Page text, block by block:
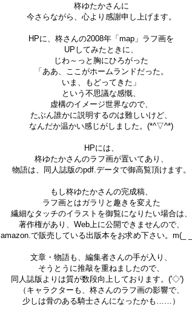
柊ゆたかさんに
今さらながら、心より感謝申し上げます。
HPに、柊さんの2008年「map」ラフ画を
UPしてみたときに、
じわ～っと胸にひろがった
「ああ、ここがホームランドだった。
いま、もどってきた」
という不思議な感慨、
虚構のイメージ世界なので、
たぶん誰かに説明するのは難しいけど、
なんだか温かい感じがしました。(*^▽^*)
HPには、
柊ゆたかさんのラフ画が置いてあり、
物語は、同人誌版のpdf.データで御高覧頂けます。
もし柊ゆたかさんの完成稿、
ラフ画とはガラリと趣きを変えた
繊細なタッチのイラストを御覧になりたい場合は、
著作権があり、Web上に公開できませんので、
amazon.で販売している出版本をお求め下さい。m(_
文章・物語も、編集者さんの手が入り、
そうとうに推敲を重ねましたので、
同人誌版よりは質が数段向上しております。('◇')ゞ
（キャラクターも、柊さんのラフ画の影響で、
少しは骨のある騎士さんになったかも……）